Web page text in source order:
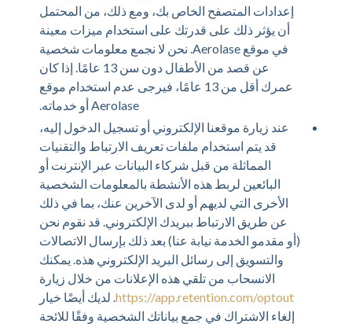
إعدادات المتصفح الخاص بك، ومع ذلك، من المحتمل
أن يؤثر ذلك على قدرتك على استخدام ميزات معينة
في موقع Aerolase. نحن لا نجمع معلومات شخصية
عن قصد من الأطفال دون سن 13 عامًا. إذا كان
عمرك أقل من 13 عامًا، فيرجى عدم استخدام موقع
Aerolase أو خدماته.
عند زيارة موقعنا الإلكتروني أو تسجيل الدخول إليه،
قد يتم استخدام ملفات تعريف الارتباط والتقنيات
المماثلة من قبل شركاء البيانات عبر الإنترنت أو
البائعين لربط هذه الأنشطة بالمعلومات الشخصية
الأخرى التي لديهم أو لدى الآخرين عنك، بما في ذلك
عن طريق الارتباط ببريدك الإلكتروني. قد نقوم نحن
(أو مقدمو الخدمة نيابة عنا) بعد ذلك بإرسال الاتصالات
والتسويق إلى رسائل البريد الإلكتروني هذه. يمكنك
الانسحاب من تلقي هذه الإعلانات من خلال زيارة
https://app.retention.com/optout. لديك أيضًا خيار
إلغاء الاشتراك في جمع بياناتك الشخصية وفقًا للائحة